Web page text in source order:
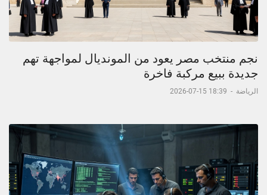
نجم منتخب مصر يعود من المونديال لمواجهة تهم
جديدة ببيع مركبة فاخرة
الرياضة -
18:39 15-07-2026